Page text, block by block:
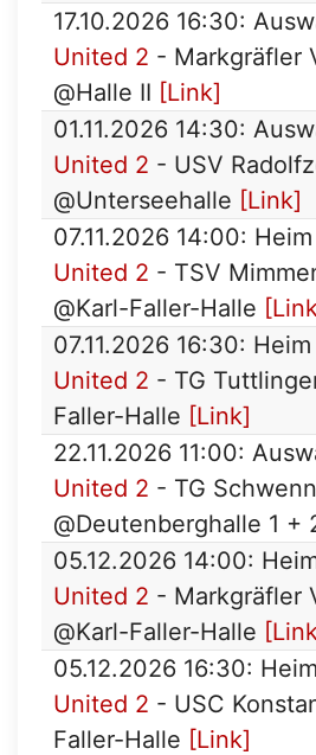
17.10.2026 16:30:
United 2 - Markgräfler
@Halle II [Link]
01.11.2026 14:30:
United 2 - USV
@Unterseehalle [Link]
07.11.2026 14:00: Heim
United 2 - TSV
@Karl-Faller-Halle
07.11.2026 16:30: Heim
United 2 - TG
Faller-Halle [Link]
22.11.2026 11:00:
United 2 - TG
@Deutenberghalle 1 +
05.12.2026 14:00:
United 2 - Markgräfler
@Karl-Faller-Halle
05.12.2026 16:30: Heim
United 2 - USC
Faller-Halle [Link]